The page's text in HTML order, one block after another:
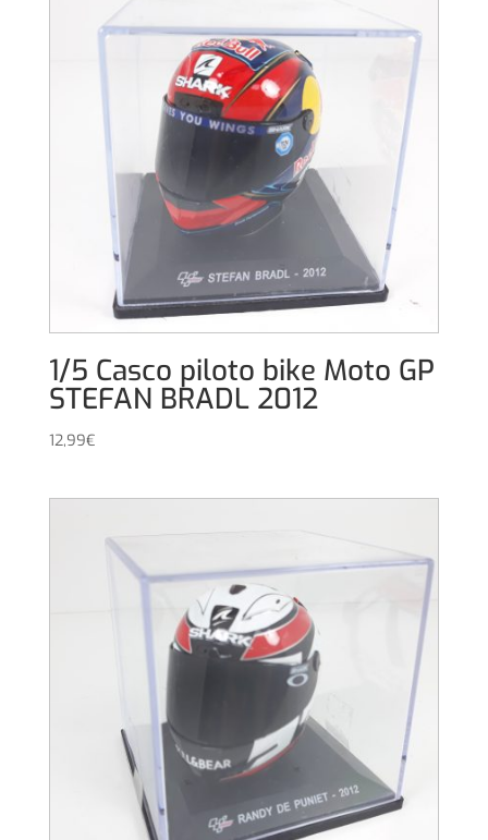
1/5 Casco piloto bike Moto GP
STEFAN BRADL 2012
12,99€